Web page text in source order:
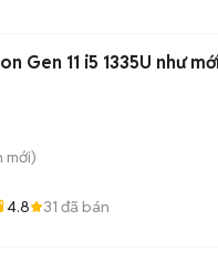
Gen 11 i5 1335U như
mới)
4.8 31 đã bán